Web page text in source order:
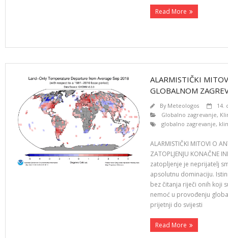
Read More
ALARMISTIČKI
GLOBALNOM
By Meteologos
14.
Globalno zagrevanje,
globalno zagrevanje,
ALARMISTIČKI MITOVI O
ZATOPLJENJU KONAČNE
zatopljenje je neprijatelj
apsolutnu dominaciju.
bez čitanja riječi onih koji
nemoć u provođenju
prijetnji do svijesti
Read More